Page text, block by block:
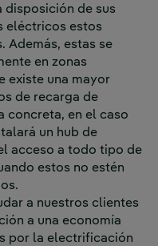
disposición de sus
eléctricos estos
Además, estas se
en zonas
existe una mayor
de recarga de
concreta, en el caso
un hub de
acceso a todo tipo de
estos no estén
a nuestros clientes
a una economía
por la electrificación